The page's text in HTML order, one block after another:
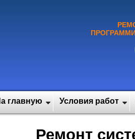
главную Условия работ
Ремонт